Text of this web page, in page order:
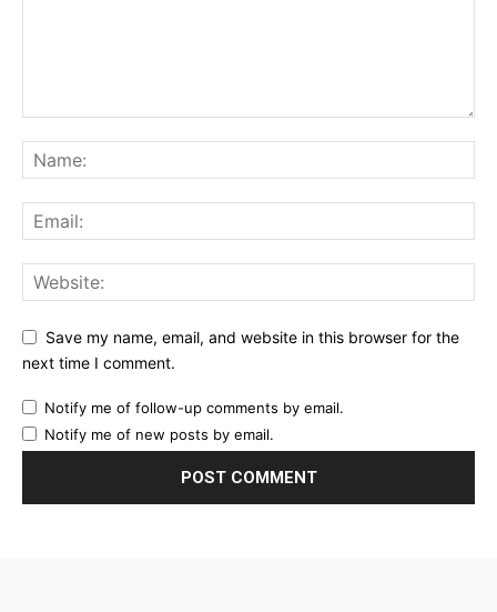
Save my name, email, and website in this browser for the
next time I comment.
Notify me of follow-up comments by email.
Notify me of new posts by email.